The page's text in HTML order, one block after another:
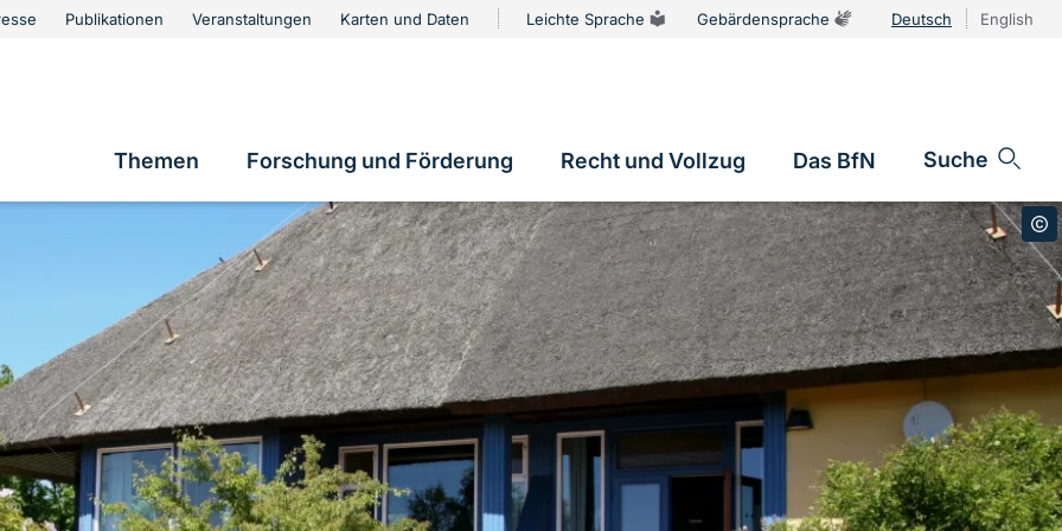
Publikationen Veranstaltungen Karten und Daten Leichte Sprache Gebärdensprache Deutsch English
Hauptnavigation
Themen Forschung und Förderung Recht und Vollzug Das BfN Suche